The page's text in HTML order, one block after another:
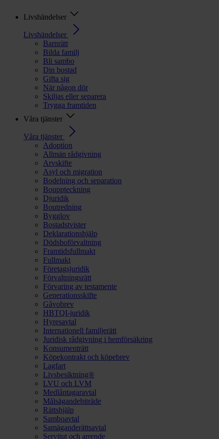
Livshändelser
Livshändelser
Barnrätt
Bilda familj
Bli sambo
Din bostad
Gifta sig
När någon dör
Skiljas eller separera
Trygga framtiden
Våra tjänster
Våra tjänster
Adoption
Allmän rådgivning
Arvskifte
Asyl och migration
Bodelning och separation
Bouppteckning
Djuridik
Boutredning
Bygglov
Bostadstvister
Deklarationshjälp
Dödsboförvaltning
Framtidsfullmakt
Fullmakt
Företagsjuridik
Förvaltningsrätt
Förvaring av testamente
Generationsskifte
Gåvobrev
HBTQI-juridik
Hyresavtal
Internationell familjerätt
Juridisk rådgivning i hemförsäkring
Konsumenträtt
Köpekontrakt och köpebrev
Lagfart
Livsbesiktning®
LVU och LVM
Medlåntagaravtal
Målsägandebiträde
Rättshjälp
Samboavtal
Samäganderättsavtal
Servitut och arrende